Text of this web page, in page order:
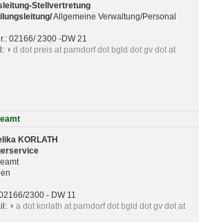
Stellvertretung
g/Allgemeine Verwaltung/Personal
02166/ 2300 -DW 21
d dot preis at parndorf dot bgld dot gv dot at
KORLATH
2300 - DW 11
a dot korlath at parndorf dot bgld dot gv dot at